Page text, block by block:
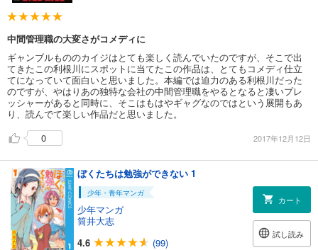
中間管理職の大変さがコメディに
ギャンブルもののカイジはとても楽しく読んでいたのですが、そこで出
てきたこの利根川にスポットに当てたこの作品は、とてもコメディ仕立
てになっていて面白いと思いました。本編では迫力のある利根川だった
のですが、やはりあの独特な会社の中間管理職をやるとなると凄いプレ
ッシャーがあると同時に、そこはもはやギャグなのではという展開もあ
り、読んでて楽しい作品だと思いました。
0
2017年12月12日
ぼくたちは勉強ができない 1
少年・青年マンガ
少年マンガ
筒井大志
4.6
(99)
カート
試し読み